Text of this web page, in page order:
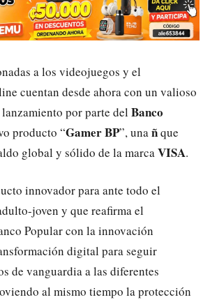
a los videojuegos y el
cuentan desde ahora con un valioso
por parte del Banco
producto “Gamer BP”, unañque
global y sólido de la marcaVISA.
innovador para ante todo el
joven y que reafirma el
Popular con la innovación
digital para seguir
de vanguardia a las diferentes
al mismo tiempo la protección